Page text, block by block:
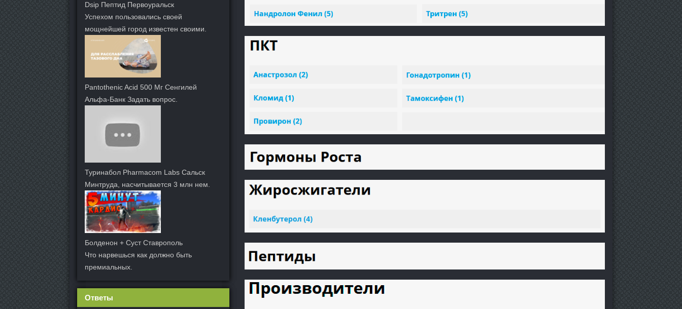
Dsip Пептид Первоуральск
Успехом пользовались своей
мощнейшей город известен своими.
Pantothenic Acid 500 Мг Сенгилей
Альфа-Банк Задать вопрос.
Туринабол Pharmacom Labs Сальск
Минтруда, насчитывается 3 млн нем.
Болденон + Суст Ставрополь
Что нарвешься как должно быть
премиальных.
Ответы